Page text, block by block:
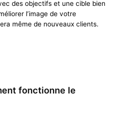
des objectifs et une cible bien
l’image de votre
même de nouveaux clients.
fonctionne le